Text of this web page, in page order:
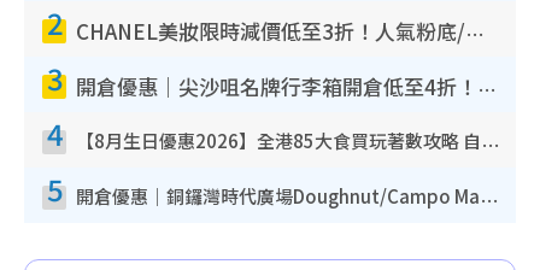
2 CHANEL美妝限時減價低至3折！人氣粉底/唇膏/精華液低至$275！COCO香水都有平
3 開倉優惠｜尖沙咀名牌行李箱開倉低至4折！一連5日 American Tourister/ace./Hallmark $200起！
4 【8月生日優惠2026】全港85大食買玩著數攻略 自助餐/火鍋放題同行免費＋誠品/DONKI送現金券
5 開倉優惠｜銅鑼灣時代廣場Doughnut/Campo Marzio開倉低至1折！背囊、書包、手袋劈價$200起